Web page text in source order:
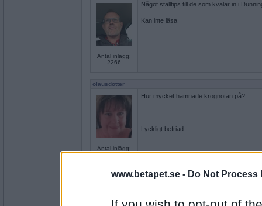
www.betapet.se - Do Not Process
Antal inlägg:
2266
Något stalltips till de som kvalar in i
Kan inte läsa
olausdotter
Antal inlägg:
4961
Hur mycket hamnade krognotan på?
Lyckligt befriad
Monicare- Ej medlem längre